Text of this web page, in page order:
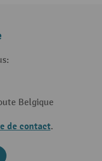
Belgique
de contact.